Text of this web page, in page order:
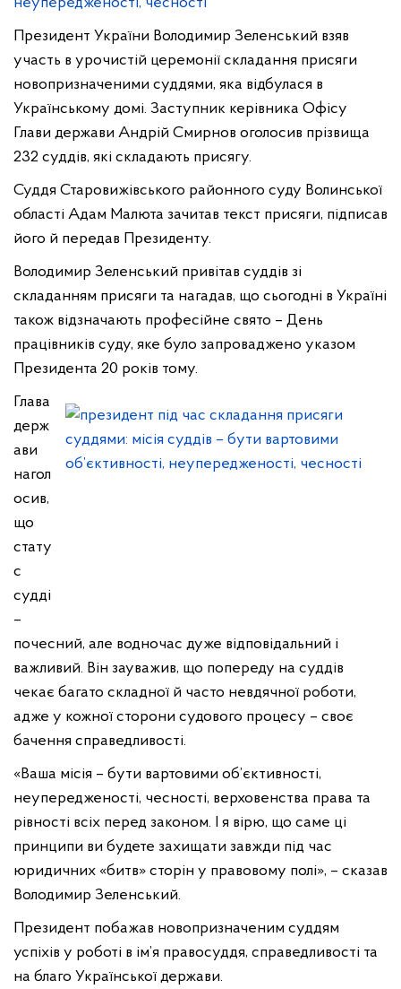
Президент України Володимир Зеленський взяв
участь в урочистій церемонії складання присяги
новопризначеними суддями, яка відбулася в
Українському домі. Заступник керівника Офісу
Глави держави Андрій Смирнов оголосив прізвища
232 суддів, які складають присягу.
Суддя Старовижівського районного суду Волинської
області Адам Малюта зачитав текст присяги, підписав
його й передав Президенту.
Володимир Зеленський привітав суддів зі
складанням присяги та нагадав, що сьогодні в Україні
також відзначають професійне свято – День
працівників суду, яке було запроваджено указом
Президента 20 років тому.
Глава
держ
ави
нагол
осив,
що
стату
с
судді
–
почесний, але водночас дуже відповідальний і
важливий. Він зауважив, що попереду на суддів
чекає багато складної й часто невдячної роботи,
адже у кожної сторони судового процесу – своє
бачення справедливості.
«Ваша місія – бути вартовими об’єктивності,
неупередженості, чесності, верховенства права та
рівності всіх перед законом. І я вірю, що саме ці
принципи ви будете захищати завжди під час
юридичних «битв» сторін у правовому полі», – сказав
Володимир Зеленський.
Президент побажав новопризначеним суддям
успіхів у роботі в ім’я правосуддя, справедливості та
на благо Української держави.